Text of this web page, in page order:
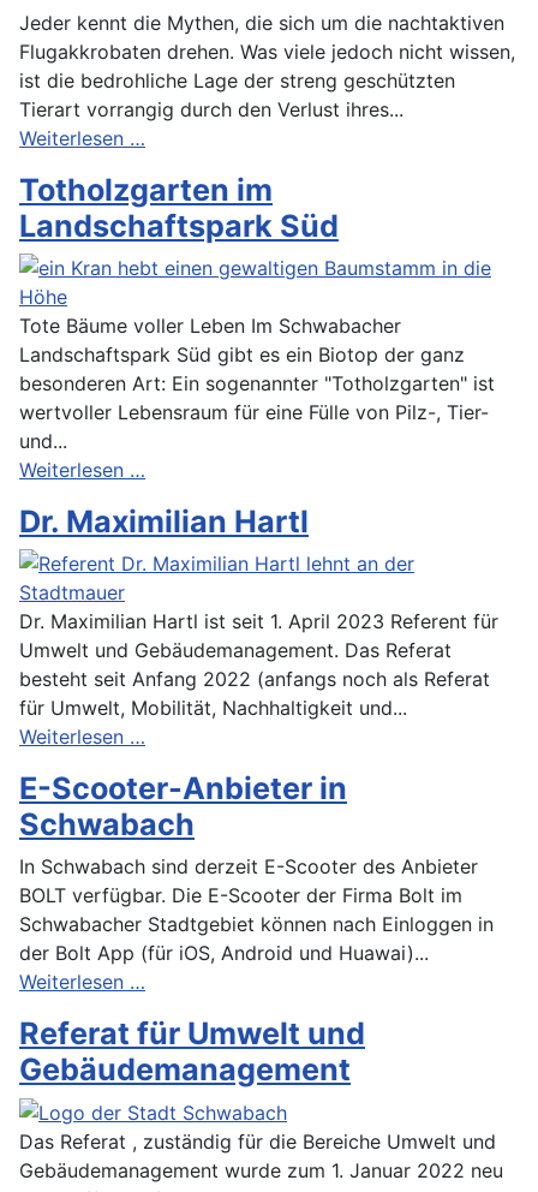
Jeder kennt die Mythen, die sich um die nachtaktiven
Flugakkrobaten drehen. Was viele jedoch nicht wissen,
ist die bedrohliche Lage der streng geschützten
Tierart vorrangig durch den Verlust ihres...
Weiterlesen …
Totholzgarten im
Landschaftspark Süd
Tote Bäume voller Leben Im Schwabacher
Landschaftspark Süd gibt es ein Biotop der ganz
besonderen Art: Ein sogenannter "Totholzgarten" ist
wertvoller Lebensraum für eine Fülle von Pilz-, Tier-
und...
Weiterlesen …
Dr. Maximilian Hartl
Dr. Maximilian Hartl ist seit 1. April 2023 Referent für
Umwelt und Gebäudemanagement. Das Referat
besteht seit Anfang 2022 (anfangs noch als Referat
für Umwelt, Mobilität, Nachhaltigkeit und...
Weiterlesen …
E-Scooter-Anbieter in
Schwabach
In Schwabach sind derzeit E-Scooter des Anbieter
BOLT verfügbar. Die E-Scooter der Firma Bolt im
Schwabacher Stadtgebiet können nach Einloggen in
der Bolt App (für iOS, Android und Huawai)...
Weiterlesen …
Referat für Umwelt und
Gebäudemanagement
Das Referat , zuständig für die Bereiche Umwelt und
Gebäudemanagement wurde zum 1. Januar 2022 neu